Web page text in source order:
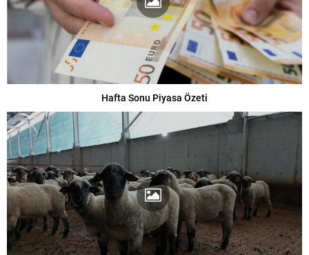
Hafta Sonu Piyasa Özeti